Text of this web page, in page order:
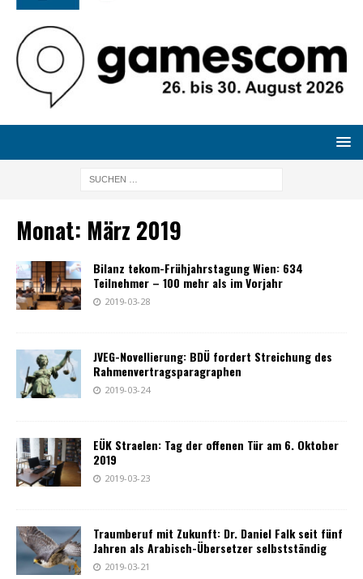
Monat: März 2019
Bilanz tekom-Frühjahrstagung Wien: 634
Teilnehmer – 100 mehr als im Vorjahr
2019-03-28
JVEG-Novellierung: BDÜ fordert Streichung des
Rahmenvertragsparagraphen
2019-03-24
EÜK Straelen: Tag der offenen Tür am 6. Oktober
2019
2019-03-23
Traumberuf mit Zukunft: Dr. Daniel Falk seit fünf
Jahren als Arabisch-Übersetzer selbstständig
2019-03-21